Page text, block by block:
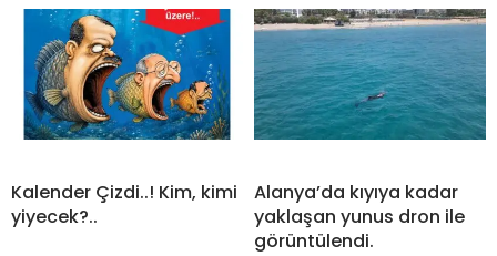
Kalender Çizdi..! Kim, kimi
yiyecek?..
Alanya’da kıyıya kadar
yaklaşan yunus dron ile
görüntülendi.